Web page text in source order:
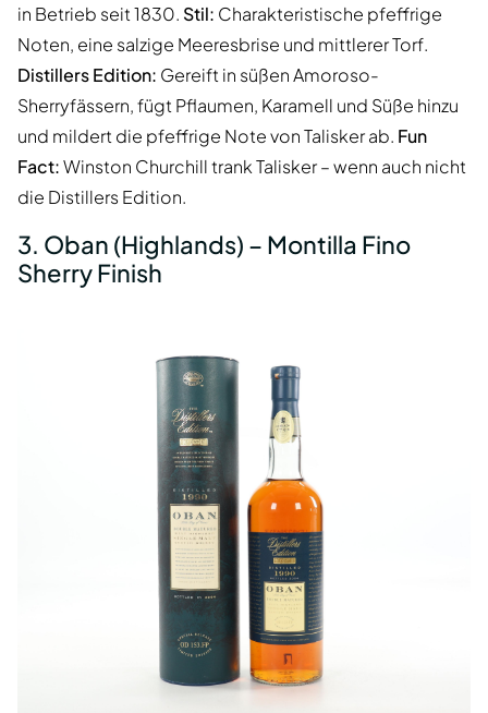
in Betrieb seit 1830. Stil: Charakteristische pfeffrige
Noten, eine salzige Meeresbrise und mittlerer Torf.
Distillers Edition: Gereift in süßen Amoroso-
Sherryfässern, fügt Pflaumen, Karamell und Süße hinzu
und mildert die pfeffrige Note von Talisker ab. Fun
Fact:Winston Churchill trank Talisker – wenn auch nicht
die Distillers Edition.
3. Oban (Highlands) – Montilla Fino
Sherry Finish